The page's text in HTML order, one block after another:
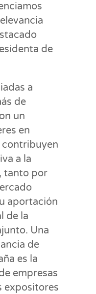
de
a
de
un
en
contribuyen
a la
tanto por
aportación
de la
Una
de
es la
empresas
expositores